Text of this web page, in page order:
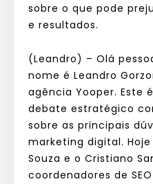
sobre o que pode
e resultados.
(Leandro) – Olá
nome é Leandro
agência Yooper. Este é
debate estratégico
sobre as principais
marketing digital.
Souza e o Cristiano
coordenadores de